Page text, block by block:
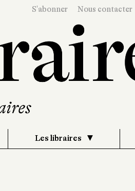
S'abonner Nous contacter
Les libraires